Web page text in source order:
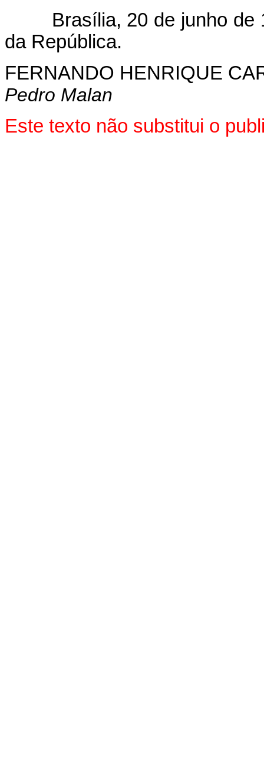
Brasília, 20 de junho de
da República.
FERNANDO HENRIQUE
Pedro Malan
Este texto não substitui o